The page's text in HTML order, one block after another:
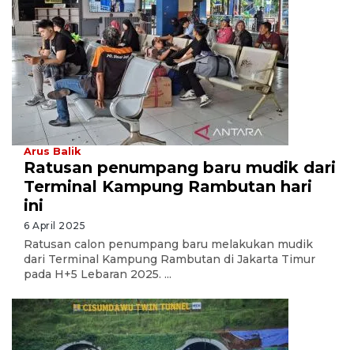
Arus Balik
Ratusan penumpang baru mudik dari
Terminal Kampung Rambutan hari
ini
6 April 2025
Ratusan calon penumpang baru melakukan mudik
dari Terminal Kampung Rambutan di Jakarta Timur
pada H+5 Lebaran 2025. ...